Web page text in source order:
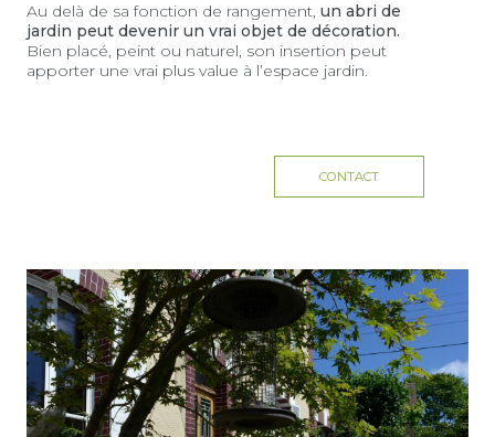
Au delà de sa fonction de rangement,un abri de
jardin peut devenir un vrai objet de décoration.
Bien placé, peint ou naturel, son insertion peut
apporter une vrai plus value à l’espace jardin.
CONTACT